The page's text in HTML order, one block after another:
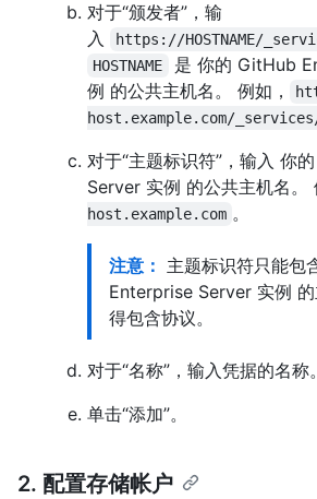
对于“颁发者”，输
入
https://HOSTNAME/
HOSTNAME
是 你的 GitHub
例 的公共主机名。 例如，
host.example.com/
对于“主题标识符”，输入 你
Server 实例 的公共主机名。
host.example.com 。
注意： 主题标识符只能包
Enterprise Server 实例
得包含协议。
对于“名称”，输入凭据的名称。
单击“添加”。
2. 配置存储帐户